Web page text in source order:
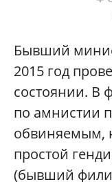
Бывший
2015 год
состоянии. В
по амнистии
обвиняемым,
простой
(бывший